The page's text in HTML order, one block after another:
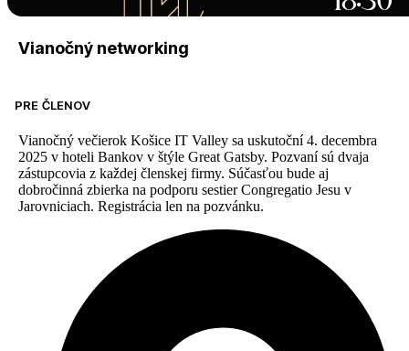
Vianočný networking
PRE ČLENOV
Vianočný večierok Košice IT Valley sa uskutoční 4. decembra
2025 v hoteli Bankov v štýle Great Gatsby. Pozvaní sú dvaja
zástupcovia z každej členskej firmy. Súčasťou bude aj
dobročinná zbierka na podporu sestier Congregatio Jesu v
Jarovniciach. Registrácia len na pozvánku.